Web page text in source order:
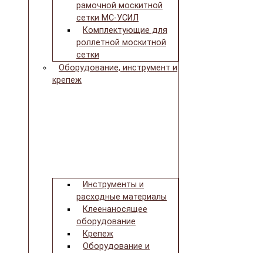
рамочной москитной
сетки МС-УСИЛ
Комплектующие для
роллетной москитной
сетки
Оборудование, инструмент и
крепеж
Инструменты и
расходные материалы
Клеенаносящее
оборудование
Крепеж
Оборудование и